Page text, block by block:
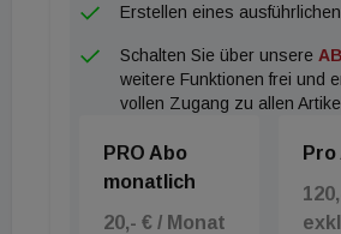
verwalteten Vermögen von rund
Euro, davon etwa 2 Milliarden
zählt TSC Real Estate zu den
Erstellen eines
Schalten Sie über unsere
weitere Funktionen frei und
vollen Zugang zu allen
PRO Abo
monatlich
20,- € / Monat
Pro